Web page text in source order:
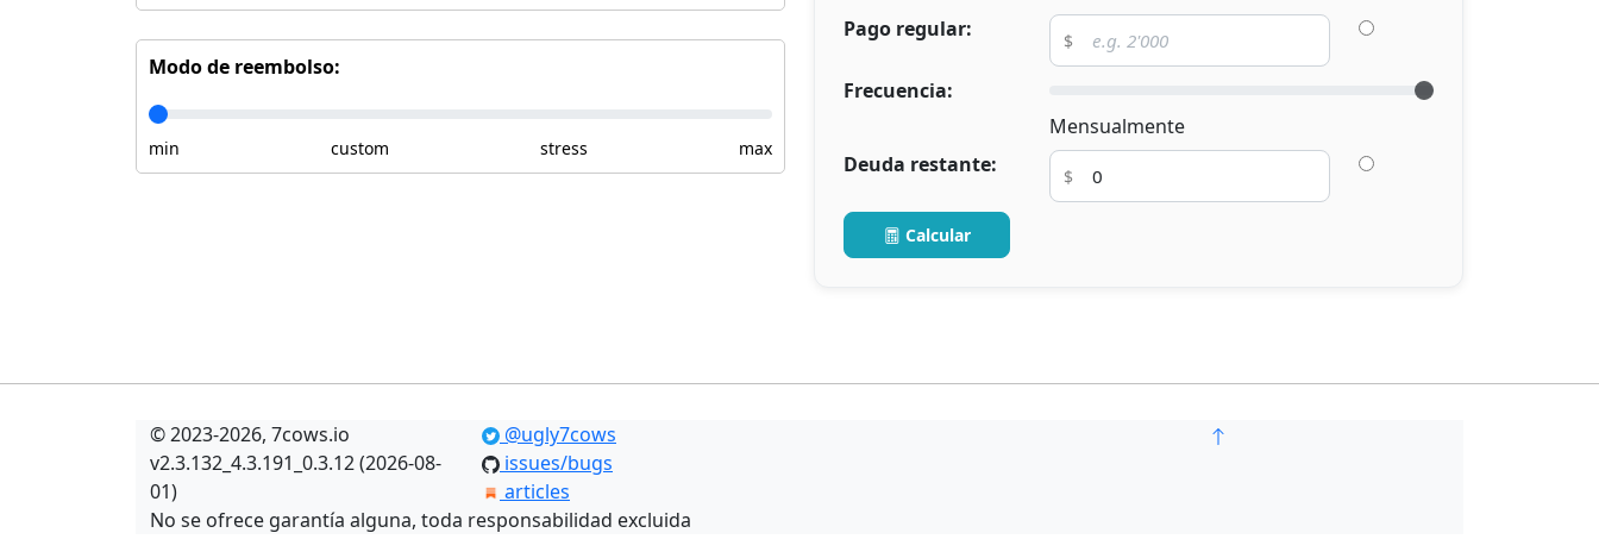
Modo de reembolso:
min custom stress max
Pago regular:
Frecuencia:
Mensualmente
Deuda restante:
Calcular
© 2023-2026, 7cows.io
v2.3.132_4.3.191_0.3.12 (2026-08-
01)
@ugly7cows
issues/bugs
articles
No se ofrece garantía alguna, toda responsabilidad excluida